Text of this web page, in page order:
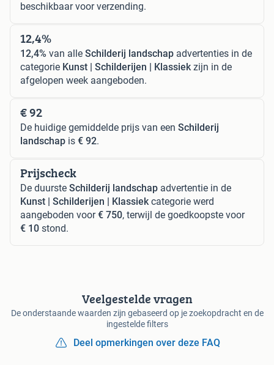
beschikbaar voor verzending.
12,4%
12,4% van alle Schilderij landschap advertenties in de
categorie Kunst | Schilderijen | Klassiekzijn in de
afgelopen week aangeboden.
€ 92
De huidige gemiddelde prijs van een Schilderij
landschap is € 92.
Prijscheck
De duurste Schilderij landschap advertentie in de
Kunst | Schilderijen | Klassiekcategorie werd
aangeboden voor€ 750, terwijl de goedkoopste voor
€ 10 stond.
Veelgestelde vragen
De onderstaande waarden zijn gebaseerd op je zoekopdracht en de
ingestelde filters
Deel opmerkingen over deze FAQ